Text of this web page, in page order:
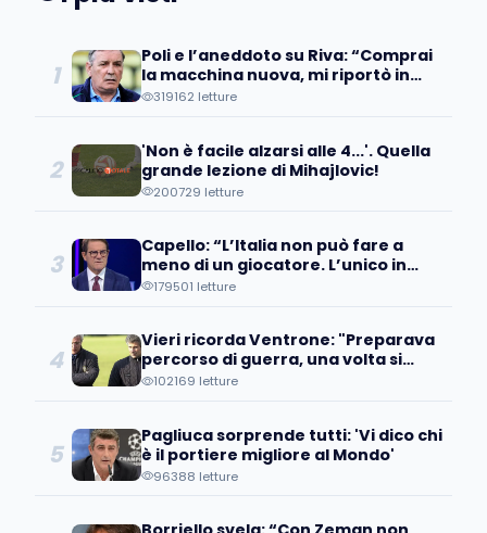
1
Poli e l’aneddoto su Riva: “Comprai
la macchina nuova, mi riportò in
concessionaria per lasciarla…”
319162 letture
2
'Non è facile alzarsi alle 4...'. Quella
grande lezione di Mihajlovic!
200729 letture
3
Capello: “L’Italia non può fare a
meno di un giocatore. L’unico in
grado di…”
179501 letture
4
Vieri ricorda Ventrone: "Preparava
percorso di guerra, una volta si
inventò una seduta di addominali
102169 letture
5
Pagliuca sorprende tutti: 'Vi dico chi
è il portiere migliore al Mondo'
96388 letture